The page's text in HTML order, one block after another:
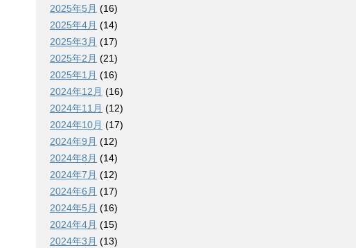
2025年5月 (16)
2025年4月 (14)
2025年3月 (17)
2025年2月 (21)
2025年1月 (16)
2024年12月 (16)
2024年11月 (12)
2024年10月 (17)
2024年9月 (12)
2024年8月 (14)
2024年7月 (12)
2024年6月 (17)
2024年5月 (16)
2024年4月 (15)
2024年3月 (13)